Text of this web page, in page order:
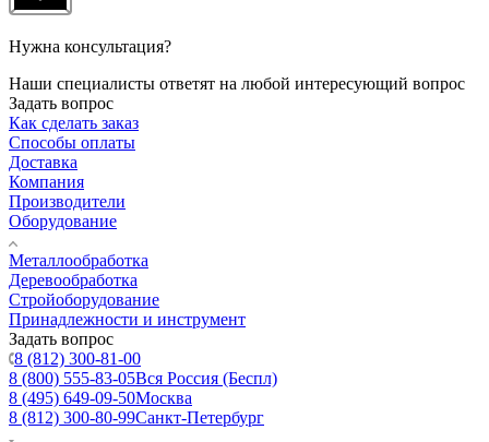
Нужна консультация?
Наши специалисты ответят на любой интересующий вопрос
Задать вопрос
Как сделать заказ
Способы оплаты
Доставка
Компания
Производители
Оборудование
Металлообработка
Деревообработка
Стройоборудование
Принадлежности и инструмент
Задать вопрос
8 (812) 300-81-00
8 (800) 555-83-05Вся Россия (Беспл)
8 (495) 649-09-50Москва
8 (812) 300-80-99Санкт-Петербург